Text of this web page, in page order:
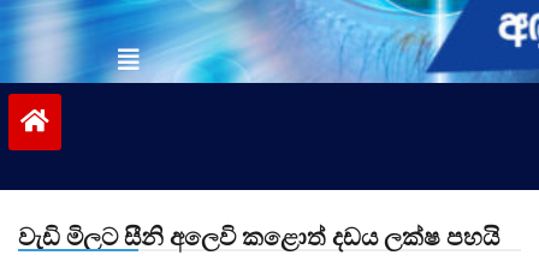
වැඩි මිලට සීනි අලෙවි කළොත් දඩය ලක්ෂ පහයි